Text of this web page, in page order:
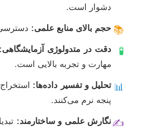
دشوار است.
📚 حجم بالای منابع علمی:
🧪 دقت در متدولوژی آزمایشگاهی:
مهارت و تجربه بالایی است.
📊 تحلیل و تفسیر داده‌ها:
پنجه نرم می‌کنند.
✍️ نگارش علمی و ساختارمند: